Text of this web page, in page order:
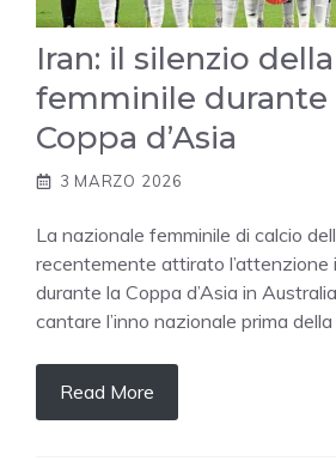
Iran: il silenzio
femminile durante
Coppa d’Asia
3 MARZO 2026
La nazionale femminile di calcio
recentemente attirato l’attenzione
durante la Coppa d’Asia in
cantare l’inno nazionale prima
Read More